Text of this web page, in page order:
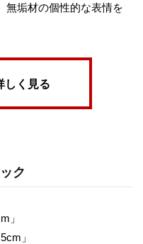
無垢材の個性的な表情を
しく見る
ク
」
」